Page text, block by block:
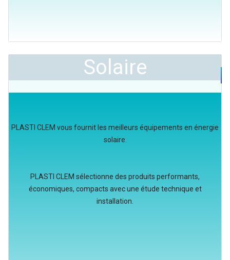
Solaire
PLASTI CLEM vous fournit les meilleurs équipements en énergie
solaire.
PLASTI CLEM sélectionne des produits performants,
économiques, compacts avec une étude technique et
installation.